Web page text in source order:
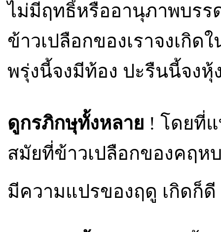
ไม่มีฤทธิ์หรืออานุภาพบรร
ข้าวเปลือกของเราจงเกิด
พรุ่งนี้จงมีท้อง ปะรืนนี้จงหุ้
ดูกรภิกษุทั้งหลาย ! โดยที่
สมัยที่ข้าวเปลือกของคฤห
มีความแปรของฤดู เกิดก็